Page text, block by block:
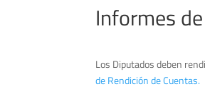
Informes
Los Diputados deben
de Rendición de Cuentas.